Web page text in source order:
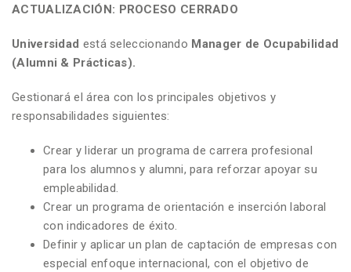
ACTUALIZACIÓN: PROCESO CERRADO
Universidad está seleccionando Manager de Ocupabilidad
(Alumni & Prácticas).
Gestionará el área con los principales objetivos y
responsabilidades siguientes:
Crear y liderar un programa de carrera profesional
para los alumnos y alumni, para reforzar apoyar su
empleabilidad.
Crear un programa de orientación e inserción laboral
con indicadores de éxito.
Definir y aplicar un plan de captación de empresas con
especial enfoque internacional, con el objetivo de